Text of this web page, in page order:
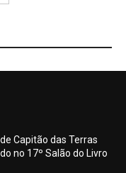
Capitão das Terras
no 17º Salão do Livro